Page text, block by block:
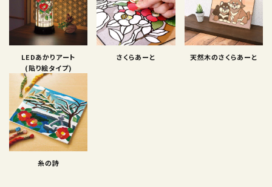
LEDあかりアート
(貼り絵タイプ)
さくらあーと 天然木のさくらあーと
糸の詩